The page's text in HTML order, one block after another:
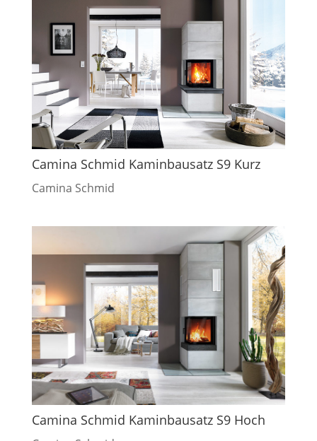
Camina Schmid Kaminbausatz S9 Kurz
Camina Schmid
Camina Schmid Kaminbausatz S9 Hoch